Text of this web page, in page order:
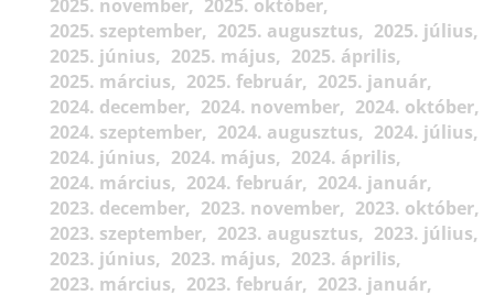
2025. november
2025. október
2025. szeptember
2025. augusztus
2025. július
2025. június
2025. május
2025. április
2025. március
2025. február
2025. január
2024. december
2024. november
2024. október
2024. szeptember
2024. augusztus
2024. július
2024. június
2024. május
2024. április
2024. március
2024. február
2024. január
2023. december
2023. november
2023. október
2023. szeptember
2023. augusztus
2023. július
2023. június
2023. május
2023. április
2023. március
2023. február
2023. január